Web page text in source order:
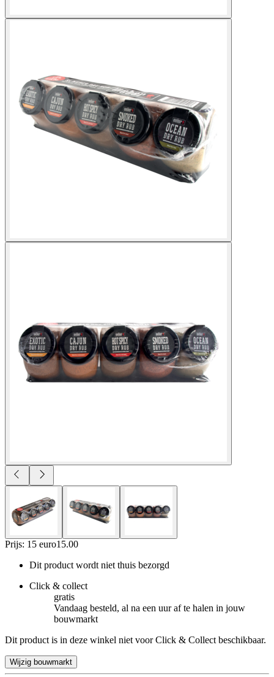
Prijs: 15 euro15.00
Dit product wordt niet thuis bezorgd
Click & collect
gratis
Vandaag besteld, al na een uur af te halen in jouw
bouwmarkt
Dit product is in deze winkel niet voor Click & Collect beschikbaar.
Wijzig bouwmarkt